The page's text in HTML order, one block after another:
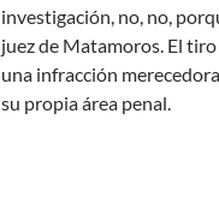
investigación, no, no,
juez de Matamoros. El
una infracción
su propia área penal.